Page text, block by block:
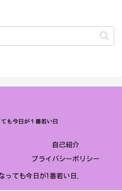
自己紹介
プライバシーポリシー
っても今日が1番若い日.